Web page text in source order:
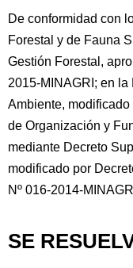
De conformidad con
Forestal y de Fauna
Gestión Forestal,
2015-MINAGRI; en la
Ambiente,
de Organización y
mediante Decreto
modificado por
Nº 016-2014-
SE